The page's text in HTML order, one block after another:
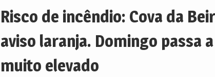
Risco de incêndio: Cova da
aviso laranja. Domingo passa
muito elevado